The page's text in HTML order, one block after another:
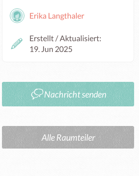
Erika Langthaler
Erstellt / Aktualisiert:
19. Jun 2025
Nachricht senden
Alle Raumteiler